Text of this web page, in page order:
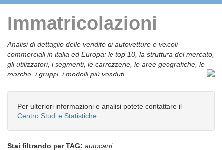
Immatricolazioni
Analisi di dettaglio delle vendite di autovetture e veicoli
commerciali in Italia ed Europa: le top 10, la struttura del mercato,
gli utilizzatori, i segmenti, le carrozzerie, le aree geografiche, le
marche, i gruppi, i modelli più venduti.
Per ulteriori informazioni e analisi potete contattare il
Centro Studi e Statistiche
Stai filtrando per TAG: autocarri